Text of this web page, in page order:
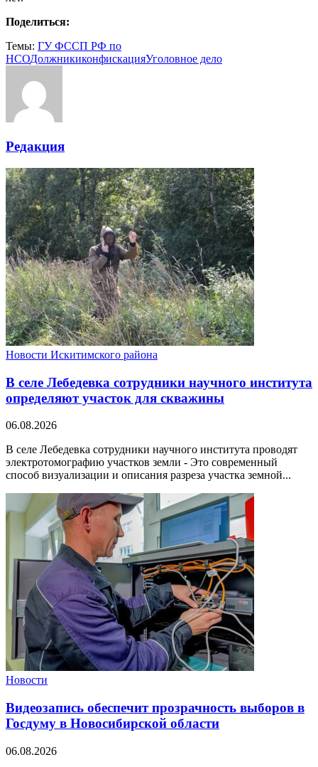
Поделиться:
Темы: ГУ ФССП РФ по
НСОДолжникиконфискацияУголовное дело
Редакция
Новости Искитимского района
В селе Лебедевка сотрудники научного института
определяют участок для скважины
06.08.2026
В селе Лебедевка сотрудники научного института проводят
электротомографию участков земли - Это современный
способ визуализации и описания разреза участка земной...
Новости
Видеозапись обеспечит прозрачность выборов в
Госдуму в Новосибирской области
06.08.2026